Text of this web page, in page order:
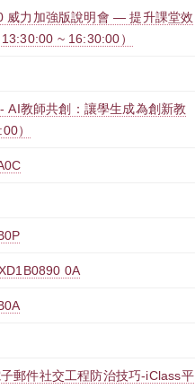
威力加強版說明會 — 提升課堂效
~ 16:30:00）
AI教師共創：讓學生成為創新教
）
0A
郵件社交工程防治技巧-iClass平